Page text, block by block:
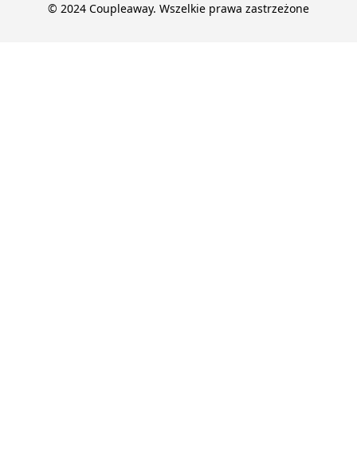
© 2024 Coupleaway. Wszelkie prawa zastrzeżone